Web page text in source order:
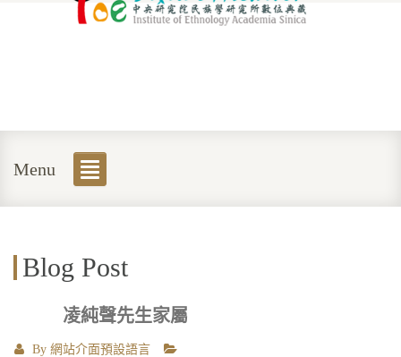
Menu
Blog Post
凌純聲先生家屬
By 網站介面預設語言